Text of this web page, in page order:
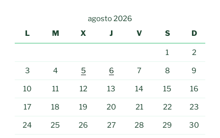
agosto 2026
L
M X J V S D
1 2
3 4 5 6 7 8 9
10 11 12 13 14 15 16
17 18 19 20 21 22 23
24 25 26 27 28 29 30